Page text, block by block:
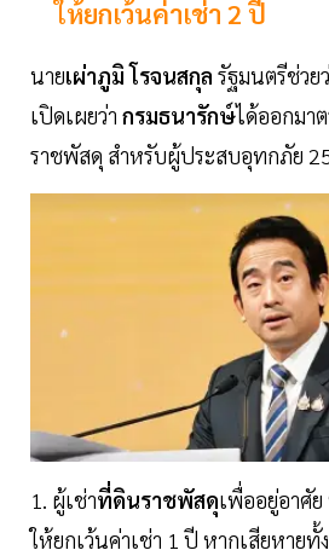
ให้ยกเว้นค่าเช่า 2 ปี
นายเผ่าภูมิ โรจนสกุล รัฐมนตรีช่วย
เปิดเผยว่า กรมธนารักษ์ได้ออกมา
ราชพัสดุ สำหรับผู้ประสบอุทกภัย
1. ผู้เช่าที่ดินราชพัสดุเพื่ออยู่อาศัย
ให้ยกเว้นค่าเช่า 1 ปี หากเสียหายทั้